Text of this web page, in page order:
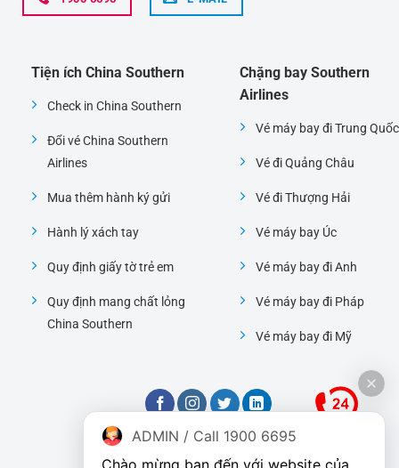
Tiện ích China Southern
Check in China Southern
Đổi vé China Southern
Airlines
Mua thêm hành ký gửi
Hành lý xách tay
Quy định giấy tờ trẻ em
Quy định mang chất lỏng
China Southern
Chặng bay Southern
Airlines
Vé máy bay đi Trung Quốc
Vé đi Quảng Châu
Vé đi Thượng Hải
Vé máy bay Úc
Vé máy bay đi Anh
Vé máy bay đi Pháp
Vé máy bay đi Mỹ
ADMIN / Call 1900 6695
Chào mừng bạn đến với website của